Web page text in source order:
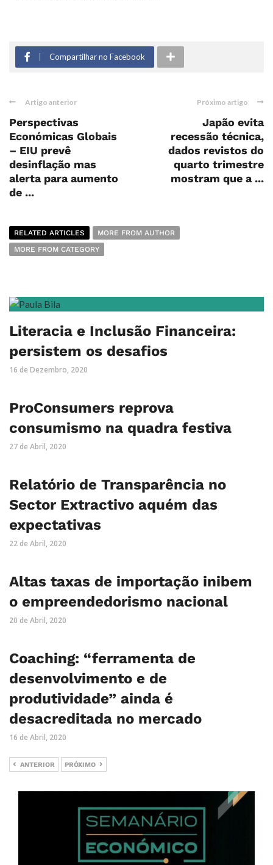
Compartilhar no Facebook
Artigo anterior
Perspectivas
Económicas Globais
– EIU prevê
desinflação mas
alerta para aumento
de ...
Próximo artigo
Japão evita
recessão técnica,
dados revistos do
quarto trimestre
mostram que a ...
RELATED ARTICLES
MORE FROM AUTHOR
MORE FROM CATEGORY
Literacia e Inclusão Financeira:
persistem os desafios
16 de Dezembro, 2020
ProConsumers reprova
consumismo na quadra festiva
27 de Abril, 2020
Relatório de Transparência no
Sector Extractivo aquém das
expectativas
22 de Abril, 2020
Altas taxas de importação inibem
o empreendedorismo nacional
20 de Abril, 2020
Coaching: “ferramenta de
desenvolvimento e de
produtividade” ainda é
desacreditada no mercado
16 de Abril, 2020
ANTERIOR PRÓXIMO